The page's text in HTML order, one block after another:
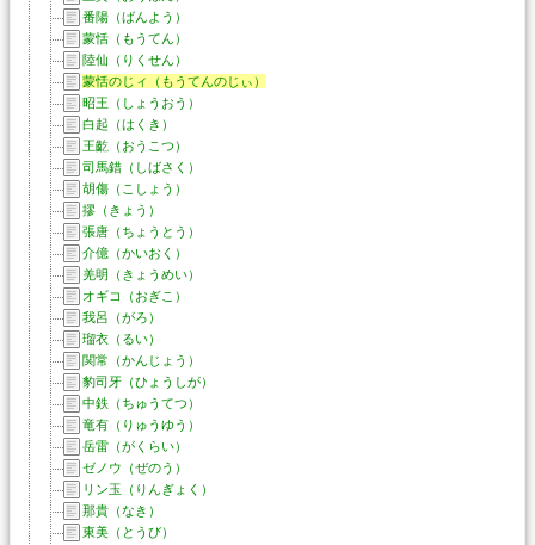
番陽（ばんよう）
蒙恬（もうてん）
陸仙（りくせん）
蒙恬のじィ（もうてんのじぃ）
昭王（しょうおう）
白起（はくき）
王齕（おうこつ）
司馬錯（しばさく）
胡傷（こしょう）
摎（きょう）
張唐（ちょうとう）
介億（かいおく）
羌明（きょうめい）
オギコ（おぎこ）
我呂（がろ）
瑠衣（るい）
関常（かんじょう）
豹司牙（ひょうしが）
中鉄（ちゅうてつ）
竜有（りゅうゆう）
岳雷（がくらい）
ゼノウ（ぜのう）
リン玉（りんぎょく）
那貴（なき）
東美（とうび）